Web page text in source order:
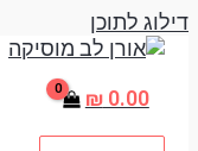
דילוג לתוכן
₪0.00